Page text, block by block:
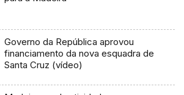
Governo da República aprovou
financiamento da nova esquadra de
Santa Cruz (vídeo)